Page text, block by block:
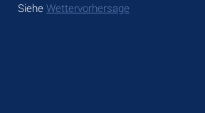
Siehe Wettervorhersage